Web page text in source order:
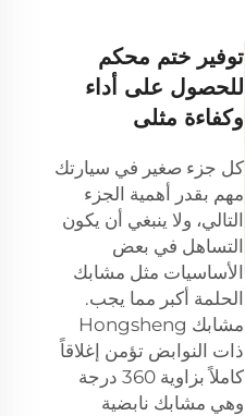
توفير ختم محكم
للحصول على أداء
وكفاءة مثلى
كل جزء صغير في سيارتك
مهم بقدر أهمية الجزء
التالي، ولا ينبغي أن يكون
التساهل في بعض
الأساسيات مثل مشابك
الحلمة أكبر مما يجب.
مشابك Hongsheng
ذات النوابض تؤمن إغلاقاً
كاملاً بزاوية 360 درجة
وهي مشابك نابضية